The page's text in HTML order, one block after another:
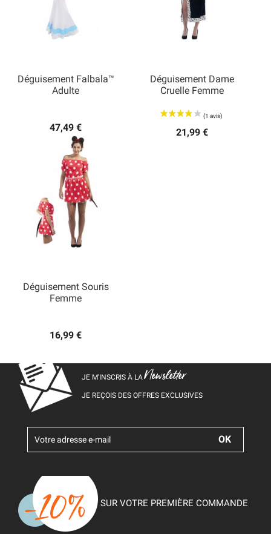
Déguisement Falbala™
Adulte
47,49 €
Déguisement Dame
Cruelle Femme
21,99 €
Déguisement Souris
Femme
16,99 €
JE M’INSCRIS À LANewsletter
JE REÇOIS DES OFFRES EXCLUSIVES
SUR VOTRE PREMIÈRE COMMANDE